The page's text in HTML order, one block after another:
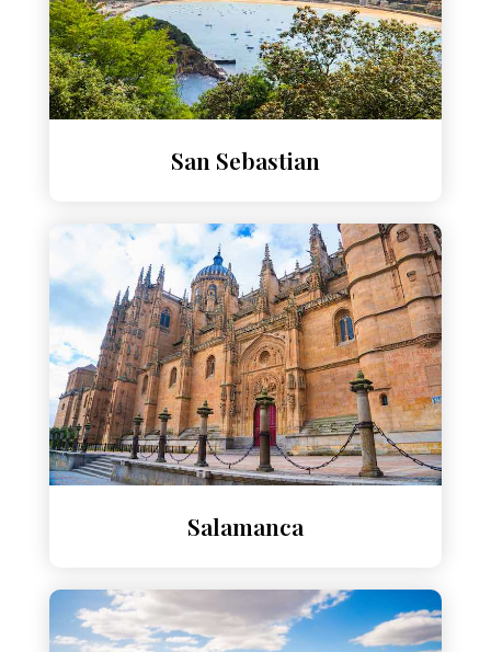
San Sebastian
Salamanca